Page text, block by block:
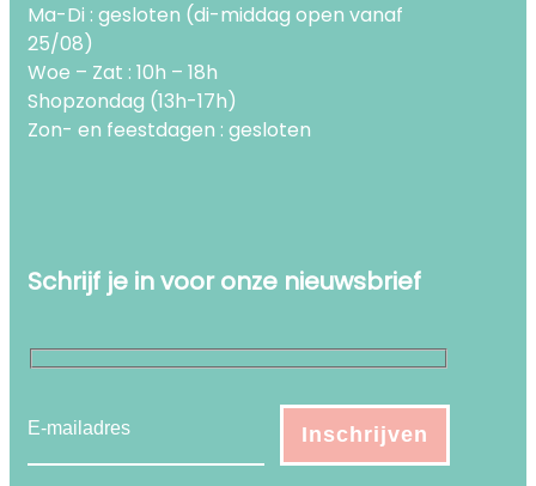
Ma-Di : gesloten (di-middag open vanaf
25/08)
Woe – Zat : 10h – 18h
Shopzondag (13h-17h)
Zon- en feestdagen : gesloten
Schrijf je in voor onze nieuwsbrief